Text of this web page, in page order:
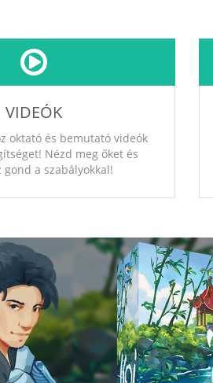
VIDEÓK
oktató és bemutató videók
Nézd meg őket és
gond a szabályokkal!